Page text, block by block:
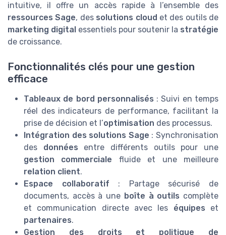
intuitive, il offre un accès rapide à l’ensemble des
ressources Sage, des solutions cloud et des outils de
marketing digital essentiels pour soutenir la stratégie
de croissance.
Fonctionnalités clés pour une gestion
efficace
Tableaux de bord personnalisés : Suivi en temps
réel des indicateurs de performance, facilitant la
prise de décision et l’optimisation des processus.
Intégration des solutions Sage : Synchronisation
des données entre différents outils pour une
gestion commerciale fluide et une meilleure
relation client.
Espace collaboratif : Partage sécurisé de
documents, accès à une boîte à outils complète
et communication directe avec les équipes et
partenaires.
Gestion des droits et politique de